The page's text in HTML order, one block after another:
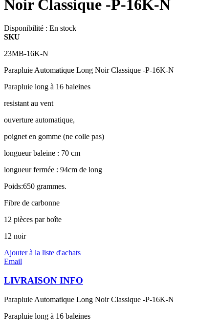
Noir Classique -P-16K-N
Disponibilité : En stock
SKU
23MB-16K-N
Parapluie Automatique Long Noir Classique -P-16K-N
Parapluie long à 16 baleines
resistant au vent
ouverture automatique,
poignet en gomme (ne colle pas)
longueur baleine : 70 cm
longueur fermée : 94cm de long
Poids:650 grammes.
Fibre de carbonne
12 pièces par boîte
12 noir
Ajouter à la liste d'achats
Email
LIVRAISON INFO
Parapluie Automatique Long Noir Classique -P-16K-N
Parapluie long à 16 baleines